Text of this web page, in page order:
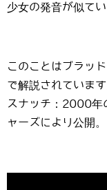
少女の発音が似て
このことはブラッ
で解説されています
スナッチ：2000年
ャーズにより公開。